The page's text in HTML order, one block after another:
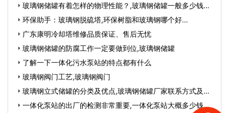
玻璃钢储罐有着怎样的物理性能？,玻璃钢储罐一般多少钱…
环保助手：玻璃钢脱硫塔,环保树脂和玻璃钢哪个好…
广东康明冷却塔维修品质保证、售后无忧
玻璃钢储罐的防腐工作一定要做到位,玻璃钢储罐
了解一下一体化污水泵站的特点都有什么
玻璃钢阀门工艺,玻璃钢阀门
玻璃钢立式储罐的分类及优点,玻璃钢储罐厂家联系方式及电
话…一体化泵站的出厂的检测非常重要,一体化泵站大概多少钱…